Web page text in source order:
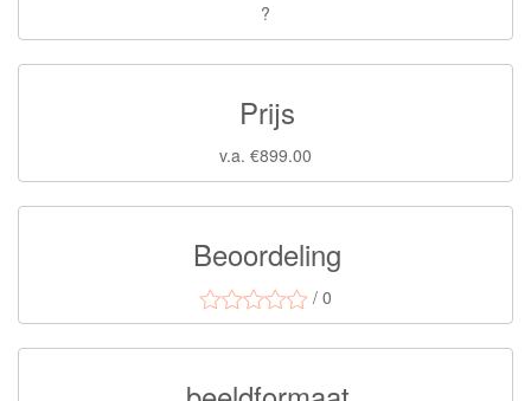
?
Prijs
v.a. €899.00
Beoordeling
/ 0